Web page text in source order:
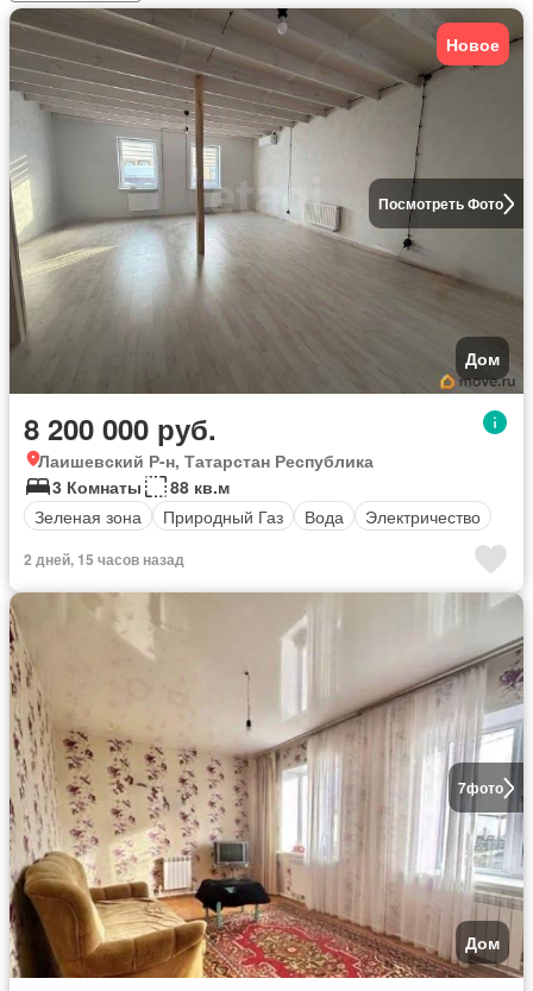
Посмотреть Фото
Новое
Дом
8 200 000 руб.
Лаишевский Р-н, Татарстан Республика
3 Комнаты
88 кв.м
Зеленая зона
Природный Газ Вода Электричество
2 дней, 15 часов назад
7фото
Дом